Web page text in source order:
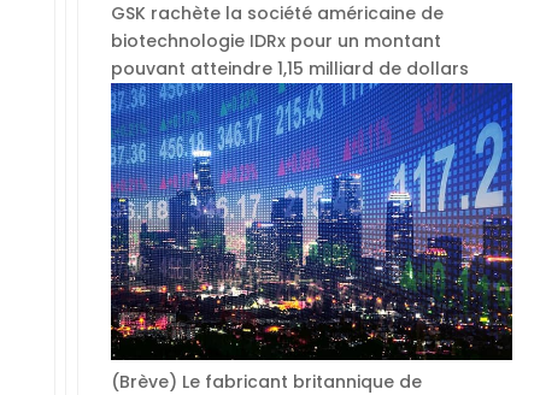
GSK rachète la société américaine de
biotechnologie IDRx pour un montant
pouvant atteindre 1,15 milliard de dollars
(Brève) Le fabricant britannique de